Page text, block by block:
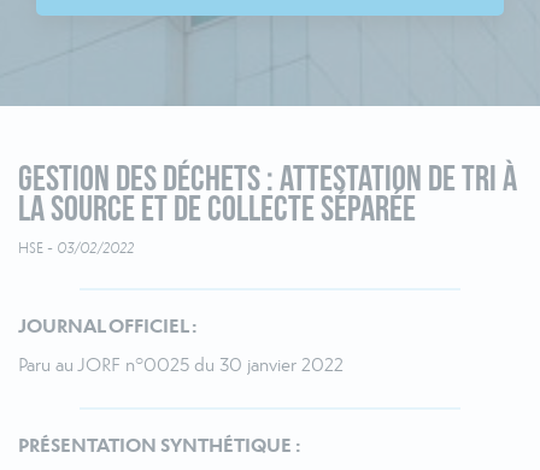
Gestion des déchets : attestation de tri à
la source et de collecte séparée
HSE - 03/02/2022
JOURNAL OFFICIEL :
Paru au JORF n°0025 du 30 janvier 2022
PRÉSENTATION SYNTHÉTIQUE :